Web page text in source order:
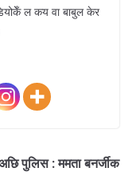
ल कय वा बाबुल केर
पुलिस : ममता बनर्जीक